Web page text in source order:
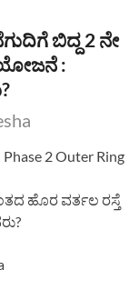
ಬಿದ್ದ 2 ನೇ
:
2 Outer Ring
ಹೊರ ವರ್ತಲ ರಸ್ತೆ